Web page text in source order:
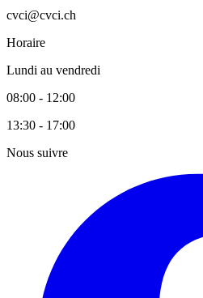
cvci@cvci.ch
Horaire
Lundi au vendredi
08:00 - 12:00
13:30 - 17:00
Nous suivre